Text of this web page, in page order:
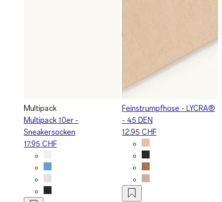
Multipack
Multipack 10er -
Sneakersocken
17.95 CHF
Feinstrumpfhose - LYCRA®
- 45 DEN
12.95 CHF